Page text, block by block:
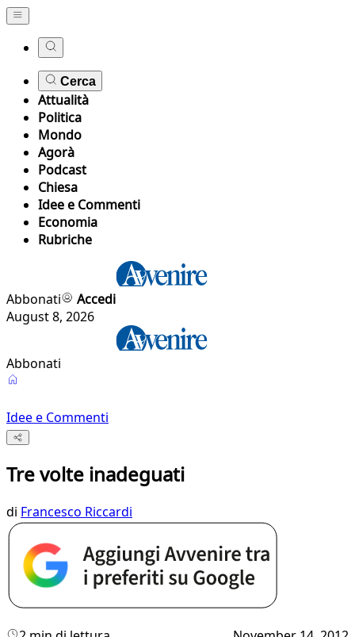
Cerca
Attualità
Politica
Mondo
Agorà
Podcast
Chiesa
Idee e Commenti
Economia
Rubriche
Abbonati
Accedi
August 8, 2026
Abbonati
Idee e Commenti
Tre volte inadeguati
di Francesco Riccardi